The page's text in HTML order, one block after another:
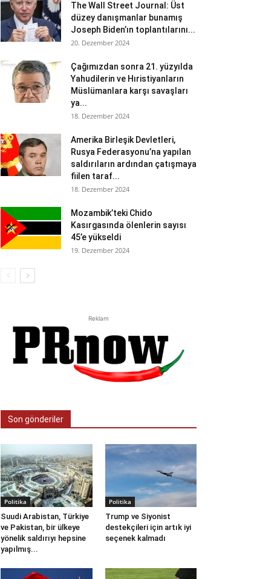
The Wall Street Journal: Üst
düzey danışmanlar bunamış
Joseph Biden’ın toplantılarını...
20. Dezember 2024
Çağımızdan sonra 21. yüzyılda
Yahudilerin ve Hıristiyanların
Müslümanlara karşı savaşları
ya...
18. Dezember 2024
Amerika Birleşik Devletleri,
Rusya Federasyonu’na yapılan
saldırıların ardından çatışmaya
fiilen taraf...
18. Dezember 2024
Mozambik’teki Chido
Kasırgasında ölenlerin sayısı
45’e yükseldi
19. Dezember 2024
Reklam
Son gönderiler
Politika
Suudi Arabistan, Türkiye
ve Pakistan, bir ülkeye
yönelik saldırıyı hepsine
yapılmış...
Politika
Trump ve Siyonist
destekçileri için artık iyi
seçenek kalmadı